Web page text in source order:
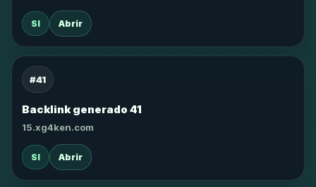
SI Abrir
#41
Backlink generado 41
15.xg4ken.com
SI Abrir